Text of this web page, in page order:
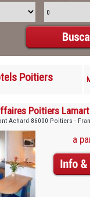
Poitiers
Poitiers
Achard 86000 Poitiers -
a